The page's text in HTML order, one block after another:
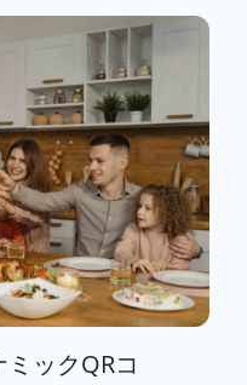
ックQRコ